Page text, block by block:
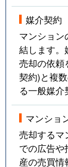
媒介契約
マンショ
結します。
売却の依頼
契約)と複
る一般媒介
マンショ
売却するマ
での広告や
産の売買情